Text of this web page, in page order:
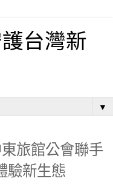
台灣新
▼
旅館公會聯手
驗新生態